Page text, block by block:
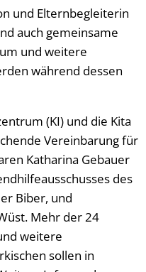
und Elternbegleiterin
auch gemeinsame
und weitere
während dessen
(KI) und die Kita
Vereinbarung für
Katharina Gebauer
des
Biber, und
Mehr der 24
weitere
sollen in